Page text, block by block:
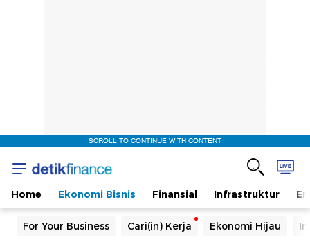
SCROLL TO CONTINUE WITH CONTENT
Home Ekonomi Bisnis Finansial Infrastruktur
For Your Business Cari(in) Kerja Ekonomi Hijau